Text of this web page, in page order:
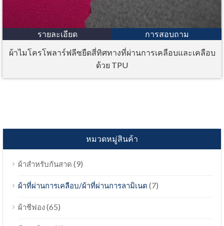
รายละเอียด
การสอบถาม
ผ้าไมโครโพลาร์ฟลีซยืดสี่ทิศทางที่ผ่านการเคลือบและเคลือบ
ด้วย TPU
หมวดหมู่สินค้า
ผ้าสำหรับกันสาด (9)
ผ้าที่ผ่านการเคลือบ/ผ้าที่ผ่านการลามิเนต (7)
ผ้าชีฟอง(65)